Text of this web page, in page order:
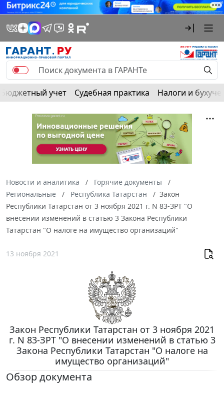
Бюджетный учет Судебная практика Налоги и
Новости и аналитика
Горячие документы
Региональные
Республика Татарстан
Закон
Республики Татарстан от 3 ноября 2021 г. N 83-ЗРТ "О
внесении изменений в статью 3 Закона Республики
Татарстан "О налоге на имущество организаций"
13 ноября 2021
Закон Республики Татарстан от 3 ноября 2021
г. N 83-ЗРТ "О внесении изменений в статью 3
Закона Республики Татарстан "О налоге на
имущество организаций"
Обзор документа